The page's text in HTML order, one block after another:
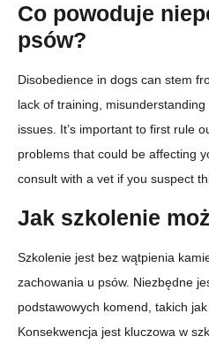
Co powoduje
psów?
Disobedience in dogs can stem
lack of training,
issues. It’s important to first rule
problems that could be affecting
consult with a vet if you suspect
Jak szkolenie
Szkolenie jest bez wątpienia
zachowania u psów. Niezbędne
podstawowych komend, takich
Konsekwencja jest kluczowa w